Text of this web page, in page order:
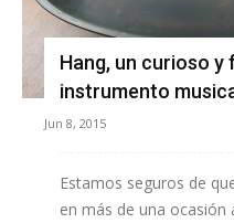
Hang, un curioso y
instrumento
Jun 8, 2015
Estamos seguros de
en más de una